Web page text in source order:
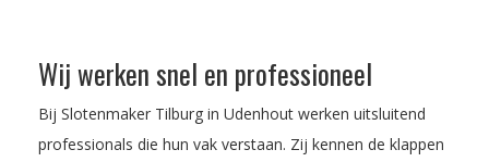
Wij werken snel en professioneel
Bij Slotenmaker Tilburg in Udenhout werken uitsluitend
professionals die hun vak verstaan. Zij kennen de klappen